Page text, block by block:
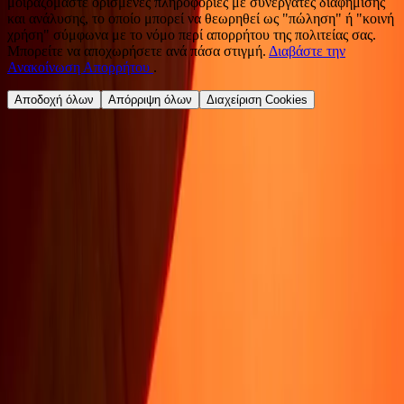
και ανάλυσης, το οποίο μπορεί να θεωρηθεί ως "πώληση" ή "κοινή
χρήση" σύμφωνα με το νόμο περί απορρήτου της πολιτείας σας.
Μπορείτε να αποχωρήσετε ανά πάσα στιγμή. Διαβάστε την
Ανακοίνωση Απορρήτου .
Αποδοχή όλων Απόρριψη όλων Διαχείριση Cookies